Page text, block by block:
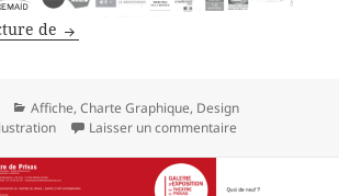
de Projet 37
Catégories
Affiche,Charte Graphique, Design
Laisser un commentaire